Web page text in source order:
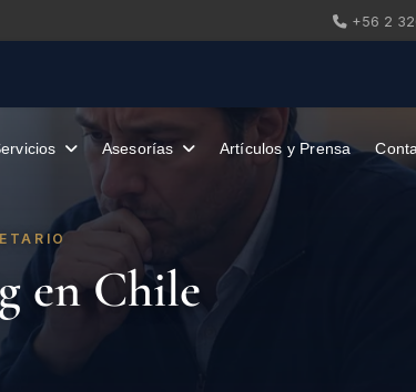
+56 2
Asesorías Artículos y Prensa
en Chile